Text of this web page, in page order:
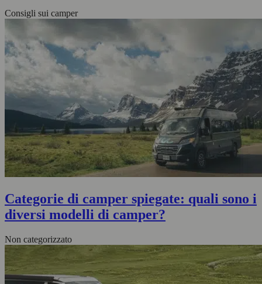
Consigli sui camper
Categorie di camper spiegate: quali sono i
diversi modelli di camper?
Non categorizzato